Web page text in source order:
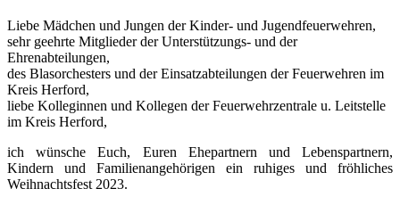
Liebe Mädchen und Jungen der Kinder- und Jugendfeuerwehren,
sehr geehrte Mitglieder der Unterstützungs- und der
Ehrenabteilungen,
des Blasorchesters und der Einsatzabteilungen der Feuerwehren im
Kreis Herford,
liebe Kolleginnen und Kollegen der Feuerwehrzentrale u. Leitstelle
im Kreis Herford,
ich wünsche Euch, Euren Ehepartnern und Lebenspartnern,
Kindern und Familienangehörigen ein ruhiges und fröhliches
Weihnachtsfest 2023.